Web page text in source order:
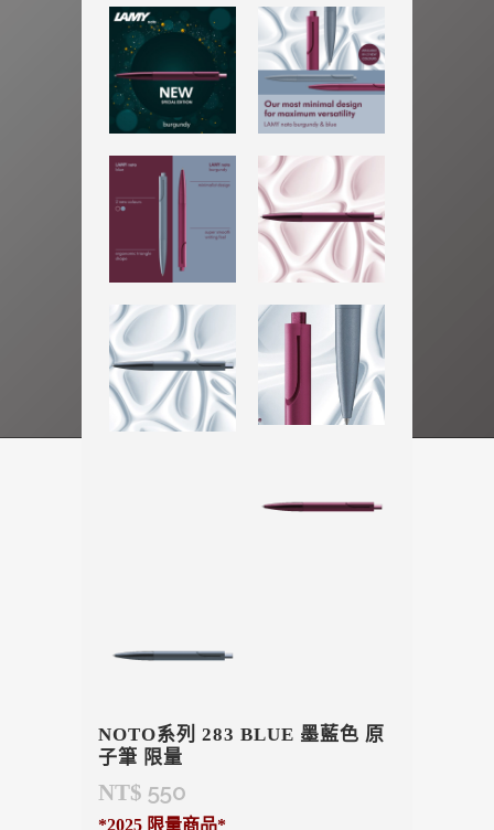
NOTO系列 283 BLUE 墨藍色 原
子筆 限量
NT$ 550
*2025 限量商品*